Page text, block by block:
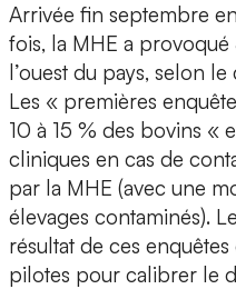
Arrivée fin septembre
fois, la MHE a
l’ouest du pays, selon
Les « premières
10 à 15 % des bovins «
cliniques en cas de
par la MHE (avec une
élevages contaminés).
résultat de ces
pilotes pour calibrer le